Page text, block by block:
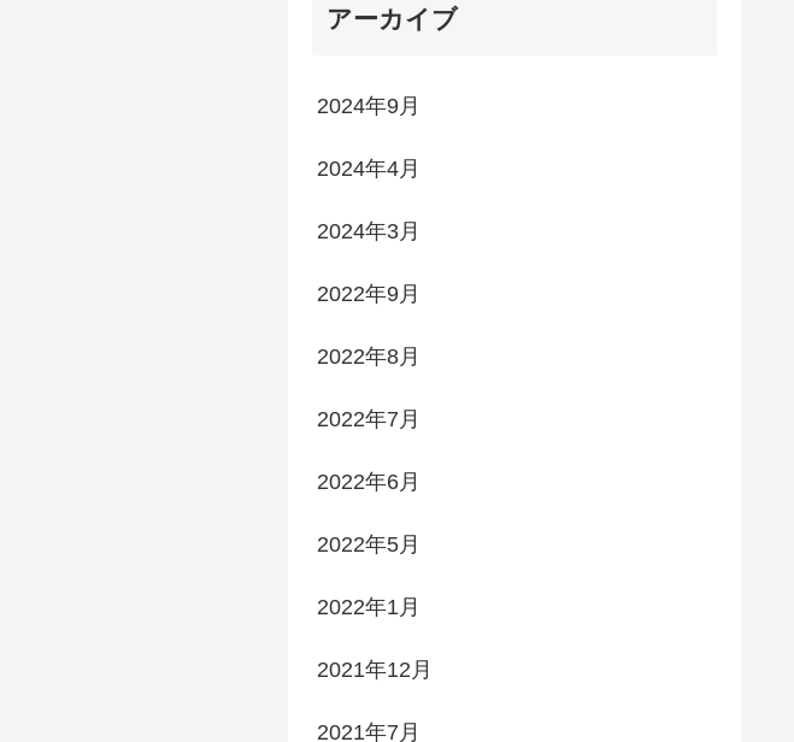
アーカイブ
2024年9月
2024年4月
2024年3月
2022年9月
2022年8月
2022年7月
2022年6月
2022年5月
2022年1月
2021年12月
2021年7月